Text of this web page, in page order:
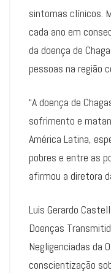
sintomas clínicos.
cada ano em
da doença de
pessoas na região
“A doença de
sofrimento e
América Latina,
pobres e entre as
afirmou a diretora
Luis Gerardo
Doenças
Negligenciadas da
conscientização